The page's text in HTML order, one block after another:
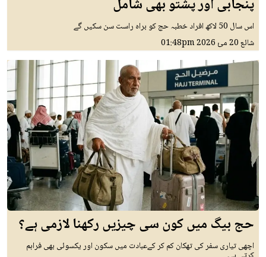
پنجابی اور پشتو بھی شامل
اس سال 50 لاکھ افراد خطبہ حج کو براہ راست سن سکیں گے
شائع20 مئ 2026 01:48pm
حج بیگ میں کون سی چیزیں رکھنا لازمی ہے؟
اچھی تیاری سفر کی تھکان کم کر کےعبادت میں سکون اور یکسوئی بھی فراہم